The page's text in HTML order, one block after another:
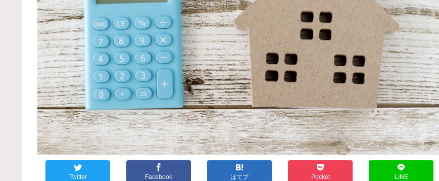
Twitter Facebook はてブ Pocket LINE